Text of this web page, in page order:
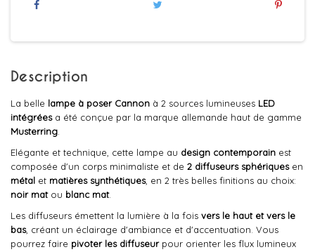
Description
La belle lampe à poser Cannon à 2 sources lumineuses LED
intégréesa été conçue par la marque allemande haut de gamme
Musterring
Elégante et technique, cette lampe au design contemporain est
composée d'un corps minimaliste et de 2 diffuseurs sphériquesen
métal et matières synthétiques, en 2 très belles finitions au choix:
noir mat ou blanc mat.
Les diffuseurs émettent la lumière à la fois vers le haut et vers le
bas, créant un éclairage d'ambiance et d'accentuation. Vous
pourrez faire pivoter les diffuseurpour orienter les flux lumineux